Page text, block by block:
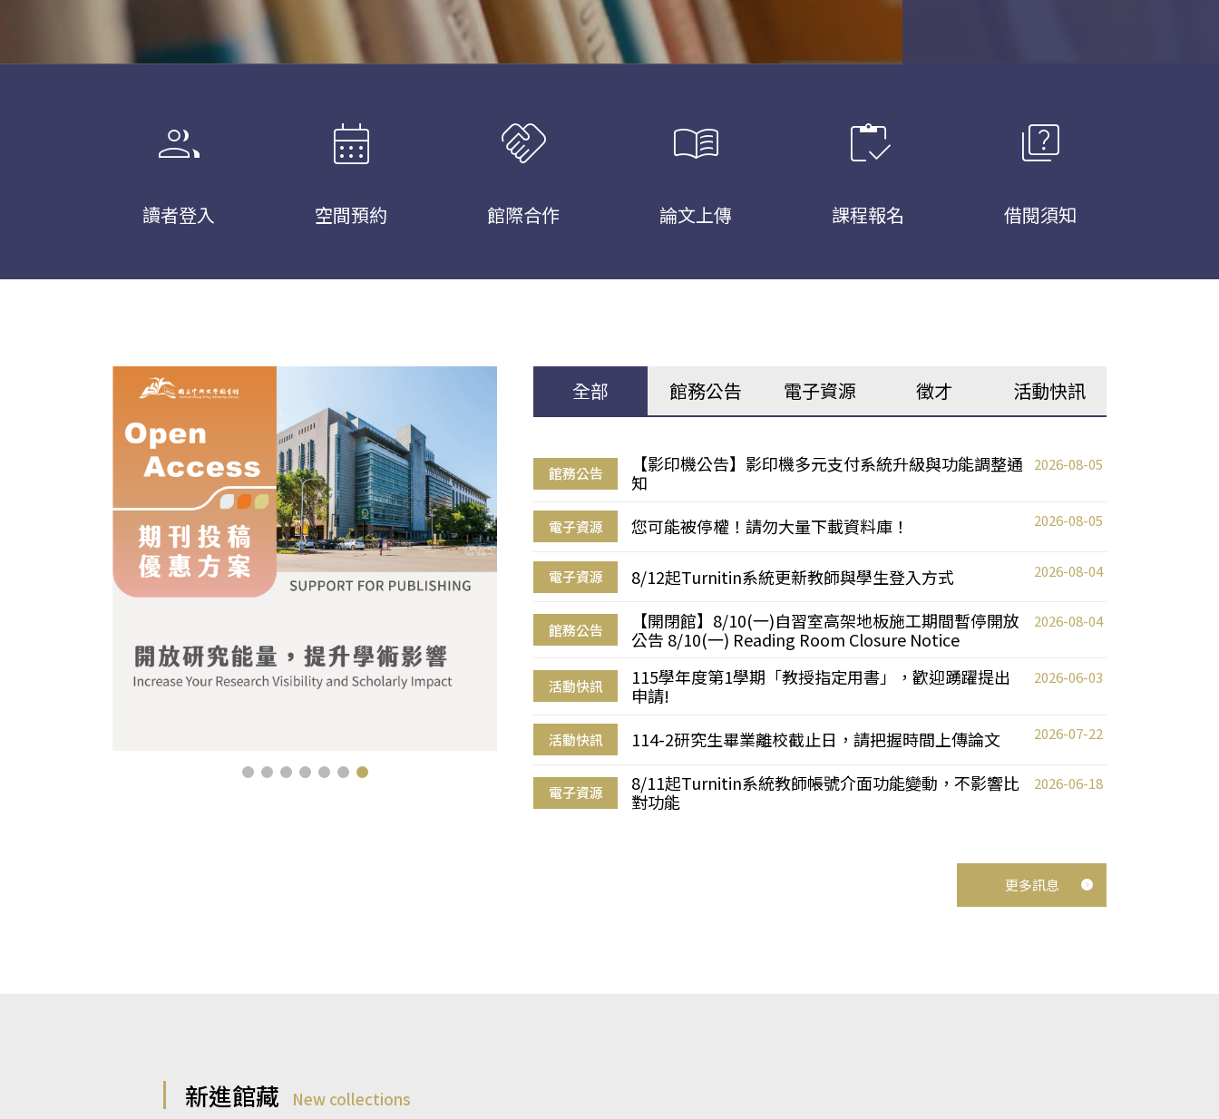
group
讀者登入
calendar_month
空間預約
handshake
館際合作
menu_book
論文上傳
inventory
課程報名
quiz
借閱須知
全部 館務公告 電子資源 徵才 活動快訊
館務公告
【影印機公告】影印機多元支付系統升級與功能調整通
知
2026-08-05
電子資源 您可能被停權！請勿大量下載資料庫！ 2026-08-05
電子資源 8/12起Turnitin系統更新教師與學生登入方式 2026-08-04
館務公告
【開閉館】8/10(一)自習室高架地板施工期間暫停開放
公告 8/10(一) Reading Room Closure Notice
2026-08-04
活動快訊
115學年度第1學期「教授指定用書」，歡迎踴躍提出
申請!
2026-06-03
活動快訊 114-2研究生畢業離校截止日，請把握時間上傳論文 2026-07-22
電子資源
8/11起Turnitin系統教師帳號介面功能變動，不影響比
對功能
2026-06-18
更多訊息
新進館藏 New collections